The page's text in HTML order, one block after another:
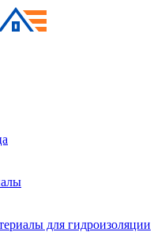
для гидроизоляции